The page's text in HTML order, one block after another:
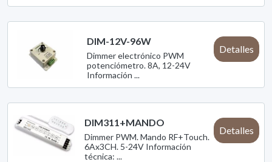
DIM-12V-96W
Dimmer electrónico PWM
potenciómetro. 8A, 12-24V
Información ...
Detalles
DIM311+MANDO
Dimmer PWM. Mando RF+Touch.
6Ax3CH. 5-24V Información
técnica: ...
Detalles